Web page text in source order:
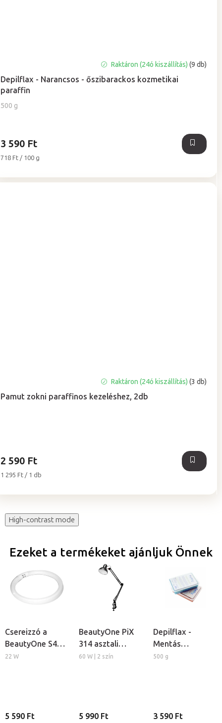
Depilflax - Narancsos - őszibarackos kozmetikai
paraffin
500 g
termék
átlagos
értékelése
5-
Raktáron (24ó kiszállítás)(9 db)
3 590 Ft
Egységár:
718 Ft / 100 g
Pamut zokni paraffinos kezeléshez, 2db
Raktáron (24ó kiszállítás) (3 db)
2 590 Ft
Egységár:
1 295 Ft / 1 db
High-contrast mode
Ezeket a termékeket ajánljuk Önnek
Csereizzó a
BeautyOne S4
kozmetikai
22 W
5 590 Ft
BeautyOne PiX
314 asztali
lámpa
60 W | 2 szín
5 990 Ft
Depilflax -
Mentás
kozmetikai
500 g
3 590 Ft